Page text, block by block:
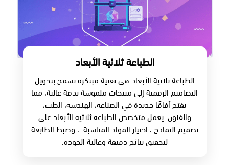
الطباعة ثلاثية الأبعاد
الطباعة ثلاثية الأبعاد هي تقنية مبتكرة تسمح بتحويل
التصاميم الرقمية إلى منتجات ملموسة بدقة عالية، مما
يفتح آفاقًا جديدة في الصناعة، الهندسة، الطب،
والفنون. يعمل متخصص الطباعة ثلاثية الأبعاد على
تصميم النماذج ، اختيار المواد المناسبة ، وضبط الطابعة
لتحقيق نتائج دقيقة وعالية الجودة.